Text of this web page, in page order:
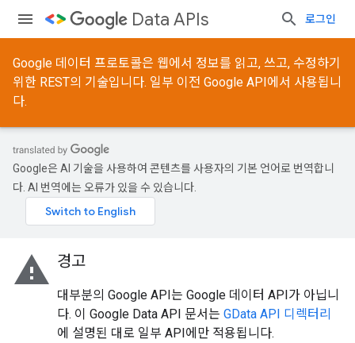
Data APIs 로그인
Google 데이터 프로토콜은 웹에서 정보를 읽고, 쓰고, 수정하기
위한 REST의 기술입니다. 일부 이전 Google API에서 사용됩니
다.
Google은 AI 기술을 사용하여 콘텐츠를 사용자의 기본 언어로 번역합니
다. AI 번역에는 오류가 있을 수 있습니다.
warning 경고
대부분의 Google API는 Google 데이터 API가 아닙니
다. 이 Google Data API 문서는 GData API 디렉터리
에 설명된 대로 일부 API에만 적용됩니다.